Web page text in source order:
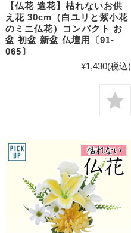
【仏花 造花】枯れないお供
え花 30cm（白ユリと紫小花
のミニ仏花）コンパクト お
盆 初盆 新盆 仏壇用〔91-
065〕
¥1,430(税込)